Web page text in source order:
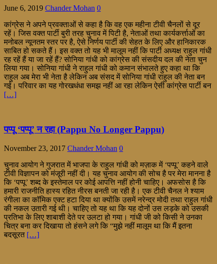
June 6, 2019 Chander Mohan 0
कांग्रेस ने अपने प्रवक्ताओं से कहा है कि वह एक महीना टीवी चैनलों से दूर
रहें। जिस वक्त पार्टी बुरी तरह चुनाव में पिटी है, नेताओं तथा कार्यकर्त्ताओं का
मनोबल न्यूनतम स्तर पर है, ऐसे निर्णय पार्टी की सेहत के लिए और हानिकारक
साबित हो सकते हैं। इस वक्त तो यह भी मालूम नहीं कि पार्टी अध्यक्ष राहुल गांधी
रह रहें हैं या जा रहें हैं? सोनिया गांधी को कांग्रेस की संसदीय दल की नेता चुन
लिया गया। सोनिया गांधी ने राहुल गांधी को कमान संभालते हुए कहा था कि
राहुल अब मेरा भी नेता है लेकिन अब संसद में सोनिया गांधी राहुल की नेता बन
गई। परिवार का यह गोरखधंधा समझ नहीं आ रहा लेकिन ऐसी कांग्रेस पार्टी बन
[…]
पप्पू ‘पप्पू’ न रहा (Pappu No Longer Pappu)
November 23, 2017 Chander Mohan 0
चुनाव आयोग ने गुजरात में भाजपा के राहुल गांधी को मज़ाक में ‘पप्पू’ कहने वाले
टीवी विज्ञापन को मंजूरी नहीं दी। यह चुनाव आयोग की सोच है पर मेरा मानना है
कि ‘पप्पू’ शब्द के इस्तेमाल पर कोई आपत्ति नहीं होनी चाहिए। अफसोस है कि
हमारी राजनीति हास्य रहित नीरस बनती जा रही है। एक टीवी चैनल ने श्याम
रंगीला का कॉमिक एक्ट हटा दिया था क्योंकि उसमें नरेन्द्र मोदी तथा राहुल गांधी
की नकल उतारी गई थी। चाहिए तो यह था कि यह दोनों उस लड़के को उसकी
प्रतिभा के लिए शाबाशी देते पर उलटा हो गया। गांधी जी को किसी ने उनका
चित्र बना कर दिखाया तो हंसने लगे कि “मुझे नहीं मालूम था कि मैं इतना
बदसूरत […]